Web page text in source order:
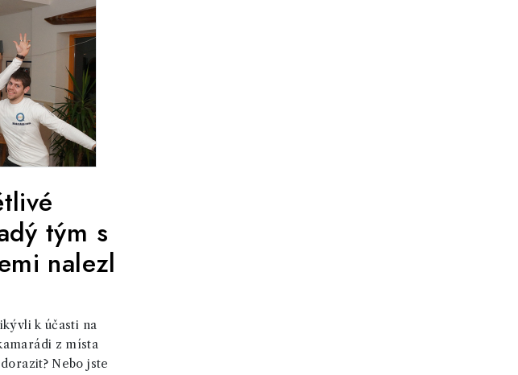
tým s
nalezl
k účasti na
z místa
Nebo jste